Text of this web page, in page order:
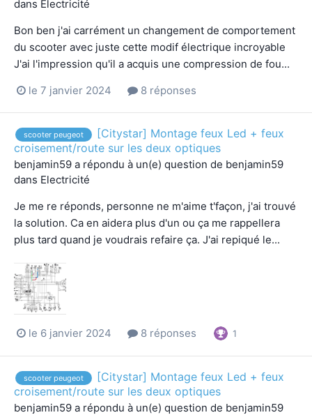
dans Electricité
Bon ben j'ai carrément un changement de comportement
du scooter avec juste cette modif électrique incroyable
J'ai l'impression qu'il a acquis une compression de fou...
le 7 janvier 2024 8 réponses
scooter peugeot
[Citystar] Montage feux Led + feux
croisement/route sur les deux optiques
benjamin59 a répondu à un(e) question de benjamin59
dans Electricité
Je me re réponds, personne ne m'aime t'façon, j'ai trouvé
la solution. Ca en aidera plus d'un ou ça me rappellera
plus tard quand je voudrais refaire ça. J'ai repiqué le...
le 6 janvier 2024 8 réponses 1
scooter peugeot
[Citystar] Montage feux Led + feux
croisement/route sur les deux optiques
benjamin59 a répondu à un(e) question de benjamin59